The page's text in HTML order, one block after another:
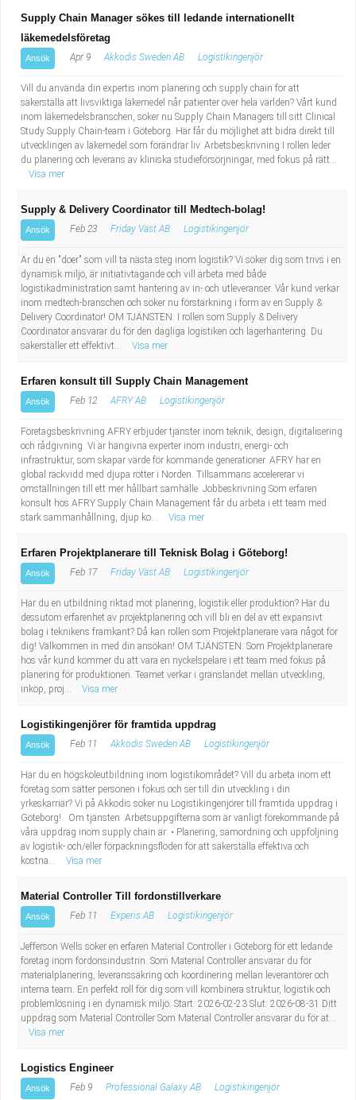
Transport
Sjuksköterska, grundutbildad
Kock, storhushåll
Undersköterska, vård- o specialavd. o mottagning
Bibliotekarie
Administrativ assistent
Lärare i gymnasiet
Supply Chain Manager sökes till ledande internationellt
läkemedelsföretag
Ansök Apr 9 Akkodis Sweden AB Logistikingenjör
Vill du använda din expertis inom planering och supply chain för att
säkerställa att livsviktiga läkemedel når patienter över hela världen? Vårt kund
inom läkemedelsbranschen, söker nu Supply Chain Managers till sitt Clinical
Study Supply Chain-team i Göteborg. Här får du möjlighet att bidra direkt till
utvecklingen av läkemedel som förändrar liv. Arbetsbeskrivning:I rollen leder
du planering och leverans av kliniska studieförsörjningar, med fokus på rätt...
Visa mer
Supply & Delivery Coordinator till Medtech-bolag!
Ansök Feb 23 Friday Väst AB Logistikingenjör
Är du en "doer" som vill ta nästa steg inom logistik? Vi söker dig som trivs i en
dynamisk miljö, är initiativtagande och vill arbeta med både
logistikadministration samt hantering av in- och utleveranser. Vår kund verkar
inom medtech-branschen och söker nu förstärkning i form av en Supply &
Delivery Coordinator! OM TJÄNSTEN: I rollen som Supply & Delivery
Coordinator ansvarar du för den dagliga logistiken och lagerhantering. Du
säkerställer ett effektivt...
Visa mer
Erfaren konsult till Supply Chain Management
Ansök Feb 12 AFRY AB Logistikingenjör
Företagsbeskrivning AFRY erbjuder tjänster inom teknik, design, digitalisering
och rådgivning. Vi är hängivna experter inom industri, energi- och
infrastruktur, som skapar värde för kommande generationer. AFRY har en
global räckvidd med djupa rötter i Norden. Tillsammans accelererar vi
omställningen till ett mer hållbart samhälle. Jobbeskrivning Som erfaren
konsult hos AFRY Supply Chain Management får du arbeta i ett team med
stark sammanhållning, djup ko...
Visa mer
Erfaren Projektplanerare till Teknisk Bolag i Göteborg!
Ansök Feb 17 Friday Väst AB Logistikingenjör
Har du en utbildning riktad mot planering, logistik eller produktion? Har du
dessutom erfarenhet av projektplanering och vill bli en del av ett expansivt
bolag i teknikens framkant? Då kan rollen som Projektplanerare vara något för
dig! Välkommen in med din ansökan! OM TJÄNSTEN: Som Projektplanerare
hos vår kund kommer du att vara en nyckelspelare i ett team med fokus på
planering för produktionen. Teamet verkar i gränslandet mellan utveckling,
inköp, proj...
Visa mer
Logistikingenjörer för framtida uppdrag
Ansök Feb 11 Akkodis Sweden AB Logistikingenjör
Har du en högskoleutbildning inom logistikområdet? Vill du arbeta inom ett
företag som sätter personen i fokus och ser till din utveckling i din
yrkeskarriär? Vi på Akkodis söker nu Logistikingenjörer till framtida uppdrag i
Göteborg! Om tjänsten Arbetsuppgifterna som är vanligt förekommande på
våra uppdrag inom supply chain är: • Planering, samordning och uppföljning
av logistik- och/eller förpackningsflöden för att säkerställa effektiva och
kostna...
Visa mer
Material Controller Till fordonstillverkare
Ansök Feb 11 Experis AB Logistikingenjör
Jefferson Wells söker en erfaren Material Controller i Göteborg för ett ledande
företag inom fordonsindustrin. Som Material Controller ansvarar du för
materialplanering, leveranssäkring och koordinering mellan leverantörer och
interna team. En perfekt roll för dig som vill kombinera struktur, logistik och
problemlösning i en dynamisk miljö. Start: 2026-02-23 Slut: 2026-08-31 Ditt
uppdrag som Material Controller Som Material Controller ansvarar du för at...
Visa mer
Logistics Engineer
Ansök Feb 9 Professional Galaxy AB Logistikingenjör